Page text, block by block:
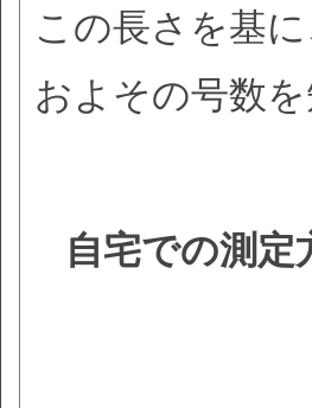
この長さを基
およその号数
自宅での測定